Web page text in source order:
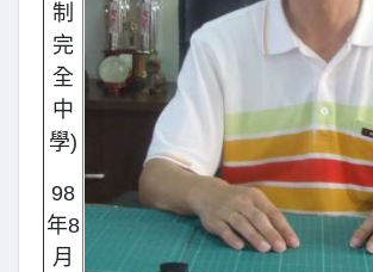
制
完
全
中
學)
98
年8
月